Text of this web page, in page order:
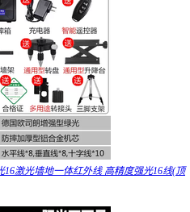
激光墙地一体红外线 高精度强光16线(顶